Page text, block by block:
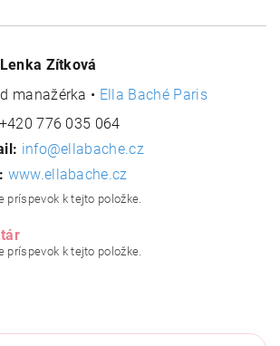
Zítková
manažérka • Ella Baché Paris
+420 776 035 064
info@ellabache.cz
www.ellabache.cz
príspevok k tejto položke.
príspevok k tejto položke.